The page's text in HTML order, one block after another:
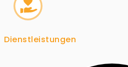
Dienstleistungen